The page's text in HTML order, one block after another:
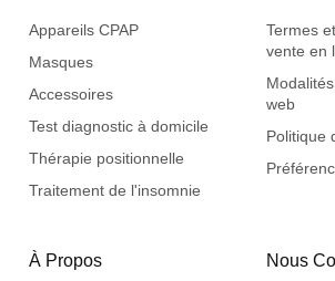
Appareils CPAP
Masques
Accessoires
Test diagnostic à domicile
Thérapie positionnelle
Traitement de l'insomnie
Termes
vente en
web
Politique
À Propos Nous